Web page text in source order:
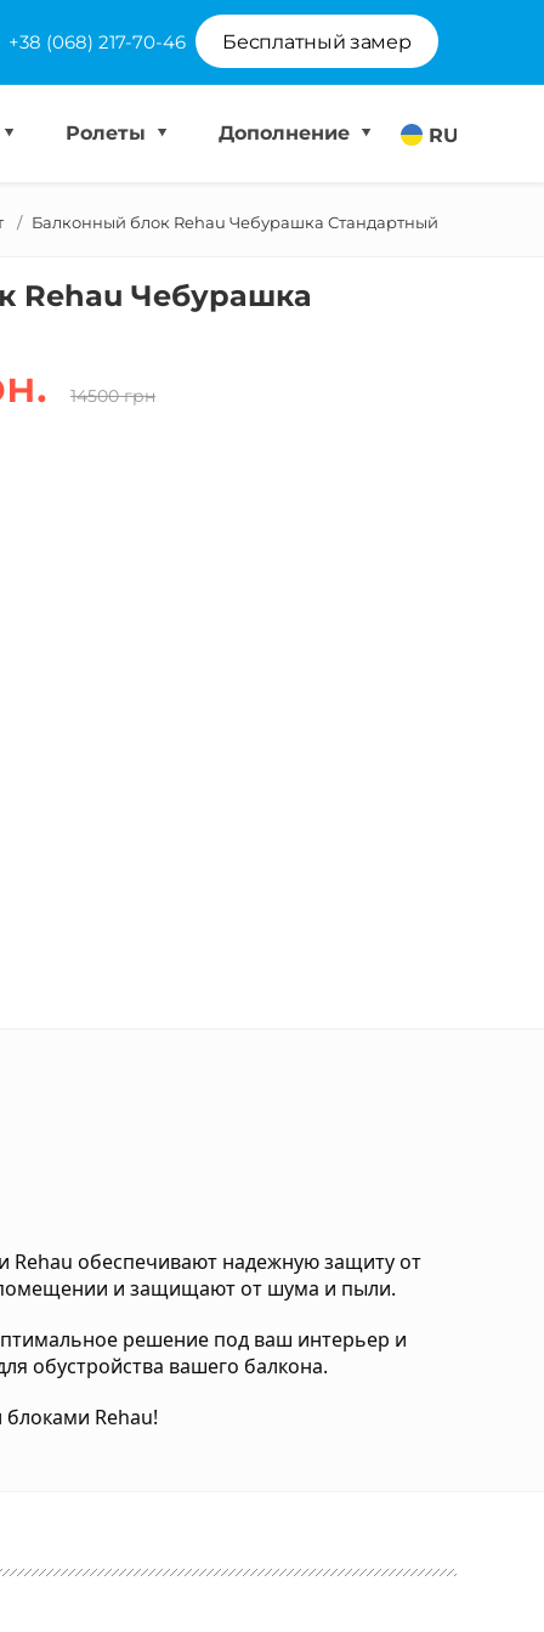
+38 (068) 217-70-46 Бесплатный замер
RU
Ролеты Дополнение
Балконный блок Rehau Чебурашка Стандартный
Rehau Чебурашка
14500 грн
Rehau обеспечивают надежную защиту от
помещении и защищают от шума и пыли.
решение под ваш интерьер и
обустройства вашего балкона.
Rehau!